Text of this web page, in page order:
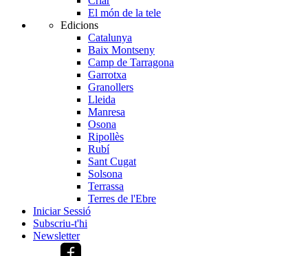
El món de la tele
Edicions
Catalunya
Baix Montseny
Camp de Tarragona
Garrotxa
Granollers
Lleida
Manresa
Osona
Ripollès
Rubí
Sant Cugat
Solsona
Terrassa
Terres de l'Ebre
Iniciar Sessió
Subscriu-t'hi
Newsletter